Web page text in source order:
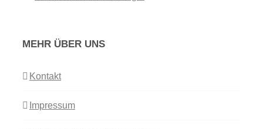
MEHR ÜBER UNS
Kontakt
Impressum